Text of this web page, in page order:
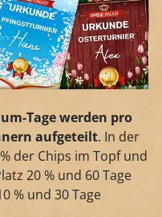
Tage werden pro
aufgeteilt. In der
der Chips im Topf und
20 % und 60 Tage
% und 30 Tage